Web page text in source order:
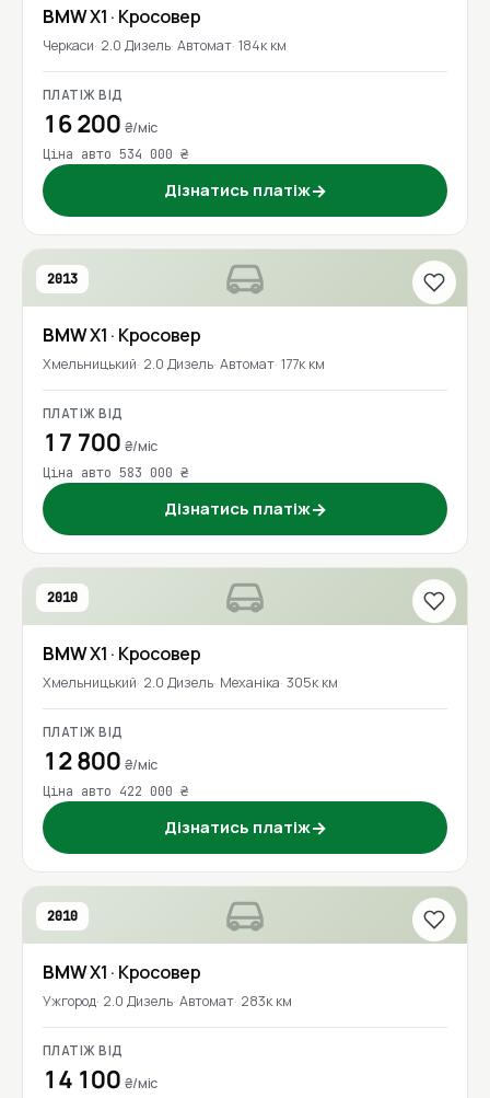
BMWX1 · Кросовер
Черкаси 2.0 Дизель Автомат 184к км
ПЛАТІЖ ВІД
16 200 ₴/міс
Ціна авто 534 000 ₴
Дізнатись платіж→
2013
BMWX1 · Кросовер
Хмельницький 2.0 Дизель Автомат 177к км
ПЛАТІЖ ВІД
17 700 ₴/міс
Ціна авто 583 000 ₴
Дізнатись платіж→
2010
BMWX1 · Кросовер
Хмельницький 2.0 Дизель Механіка 305к км
ПЛАТІЖ ВІД
12 800 ₴/міс
Ціна авто 422 000 ₴
Дізнатись платіж→
2010
BMWX1 · Кросовер
Ужгород 2.0 Дизель Автомат 283к км
ПЛАТІЖ ВІД
14 100 ₴/міс